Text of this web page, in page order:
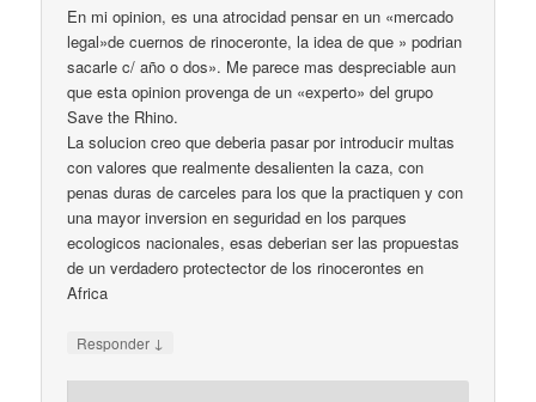
En mi opinion, es una atrocidad pensar en un «mercado
legal»de cuernos de rinoceronte, la idea de que » podrian
sacarle c/ año o dos». Me parece mas despreciable aun
que esta opinion provenga de un «experto» del grupo
Save the Rhino.
La solucion creo que deberia pasar por introducir multas
con valores que realmente desalienten la caza, con
penas duras de carceles para los que la practiquen y con
una mayor inversion en seguridad en los parques
ecologicos nacionales, esas deberian ser las propuestas
de un verdadero protectector de los rinocerontes en
Africa
Responder ↓